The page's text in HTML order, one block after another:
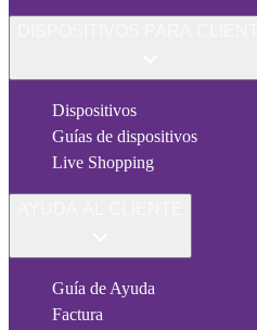
Dispositivos
Guías de dispositivos
Live Shopping
Guía de Ayuda
Factura